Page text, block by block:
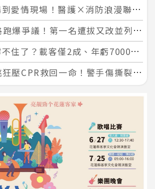
現場！醫護×消防浪漫聯誼 32人配對成功5對
議！第一名遭拔又改並列 家長怒：難以接受
載客僅2成、年虧7000萬 華信喊：真的快飛不下去
救回一命！警手傷撕裂仍不放手 竟救到藝人何篤霖哥哥